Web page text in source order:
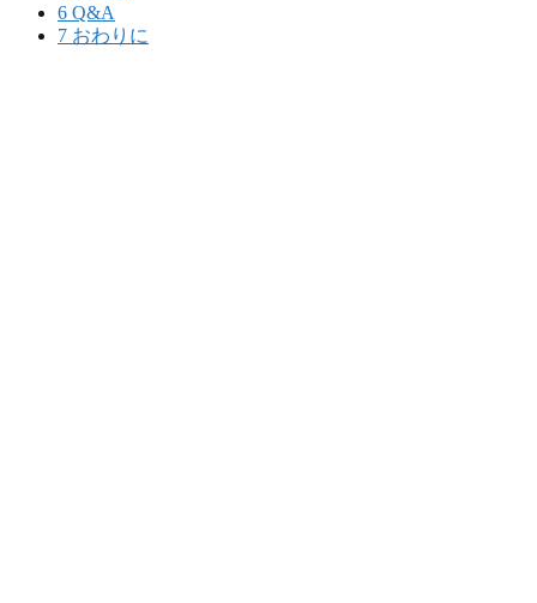
6 Q&A
7 おわりに